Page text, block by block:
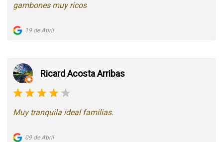
gambones muy ricos
19 de Abril
Ricard Acosta Arribas
Muy tranquila ideal familias.
09 de Abril